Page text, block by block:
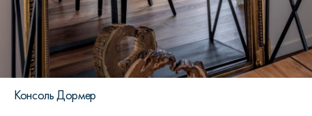
Консоль Дормер